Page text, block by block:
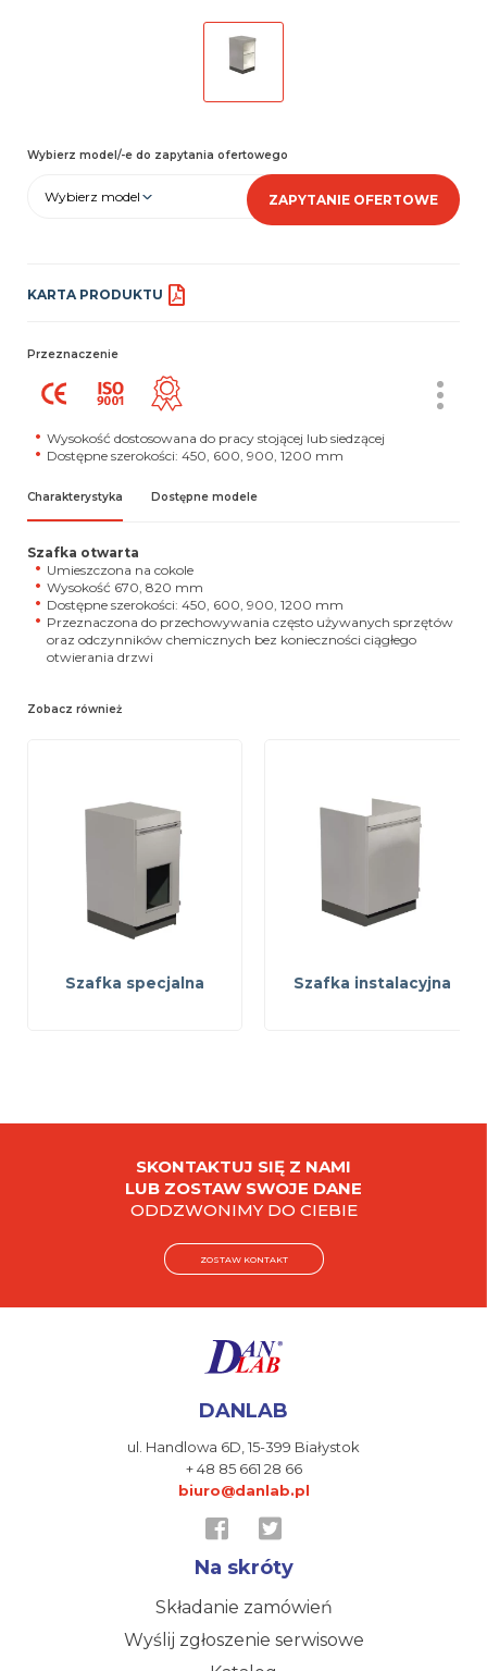
Wybierz model/-e do zapytania ofertowego
Wybierz model ZAPYTANIE OFERTOWE
KARTA PRODUKTU
Przeznaczenie
Wysokość dostosowana do pracy stojącej lub siedzącej
Dostępne szerokości: 450, 600, 900, 1200 mm
Charakterystyka Dostępne modele
Szafka otwarta
Umieszczona na cokole
Wysokość 670, 820 mm
Dostępne szerokości: 450, 600, 900, 1200 mm
Przeznaczona do przechowywania często używanych sprzętów
oraz odczynników chemicznych bez konieczności ciągłego
otwierania drzwi
Zobacz również
Szafka specjalna Szafka instalacyjna
SKONTAKTUJ SIĘ Z NAMI
LUB ZOSTAW SWOJE DANE
ODDZWONIMY DO CIEBIE
ZOSTAW KONTAKT
DANLAB
ul. Handlowa 6D,15-399 Białystok
+ 48 85 661 28 66
biuro@danlab.pl
Na skróty
Składanie zamówień
Wyślij zgłoszenie serwisowe